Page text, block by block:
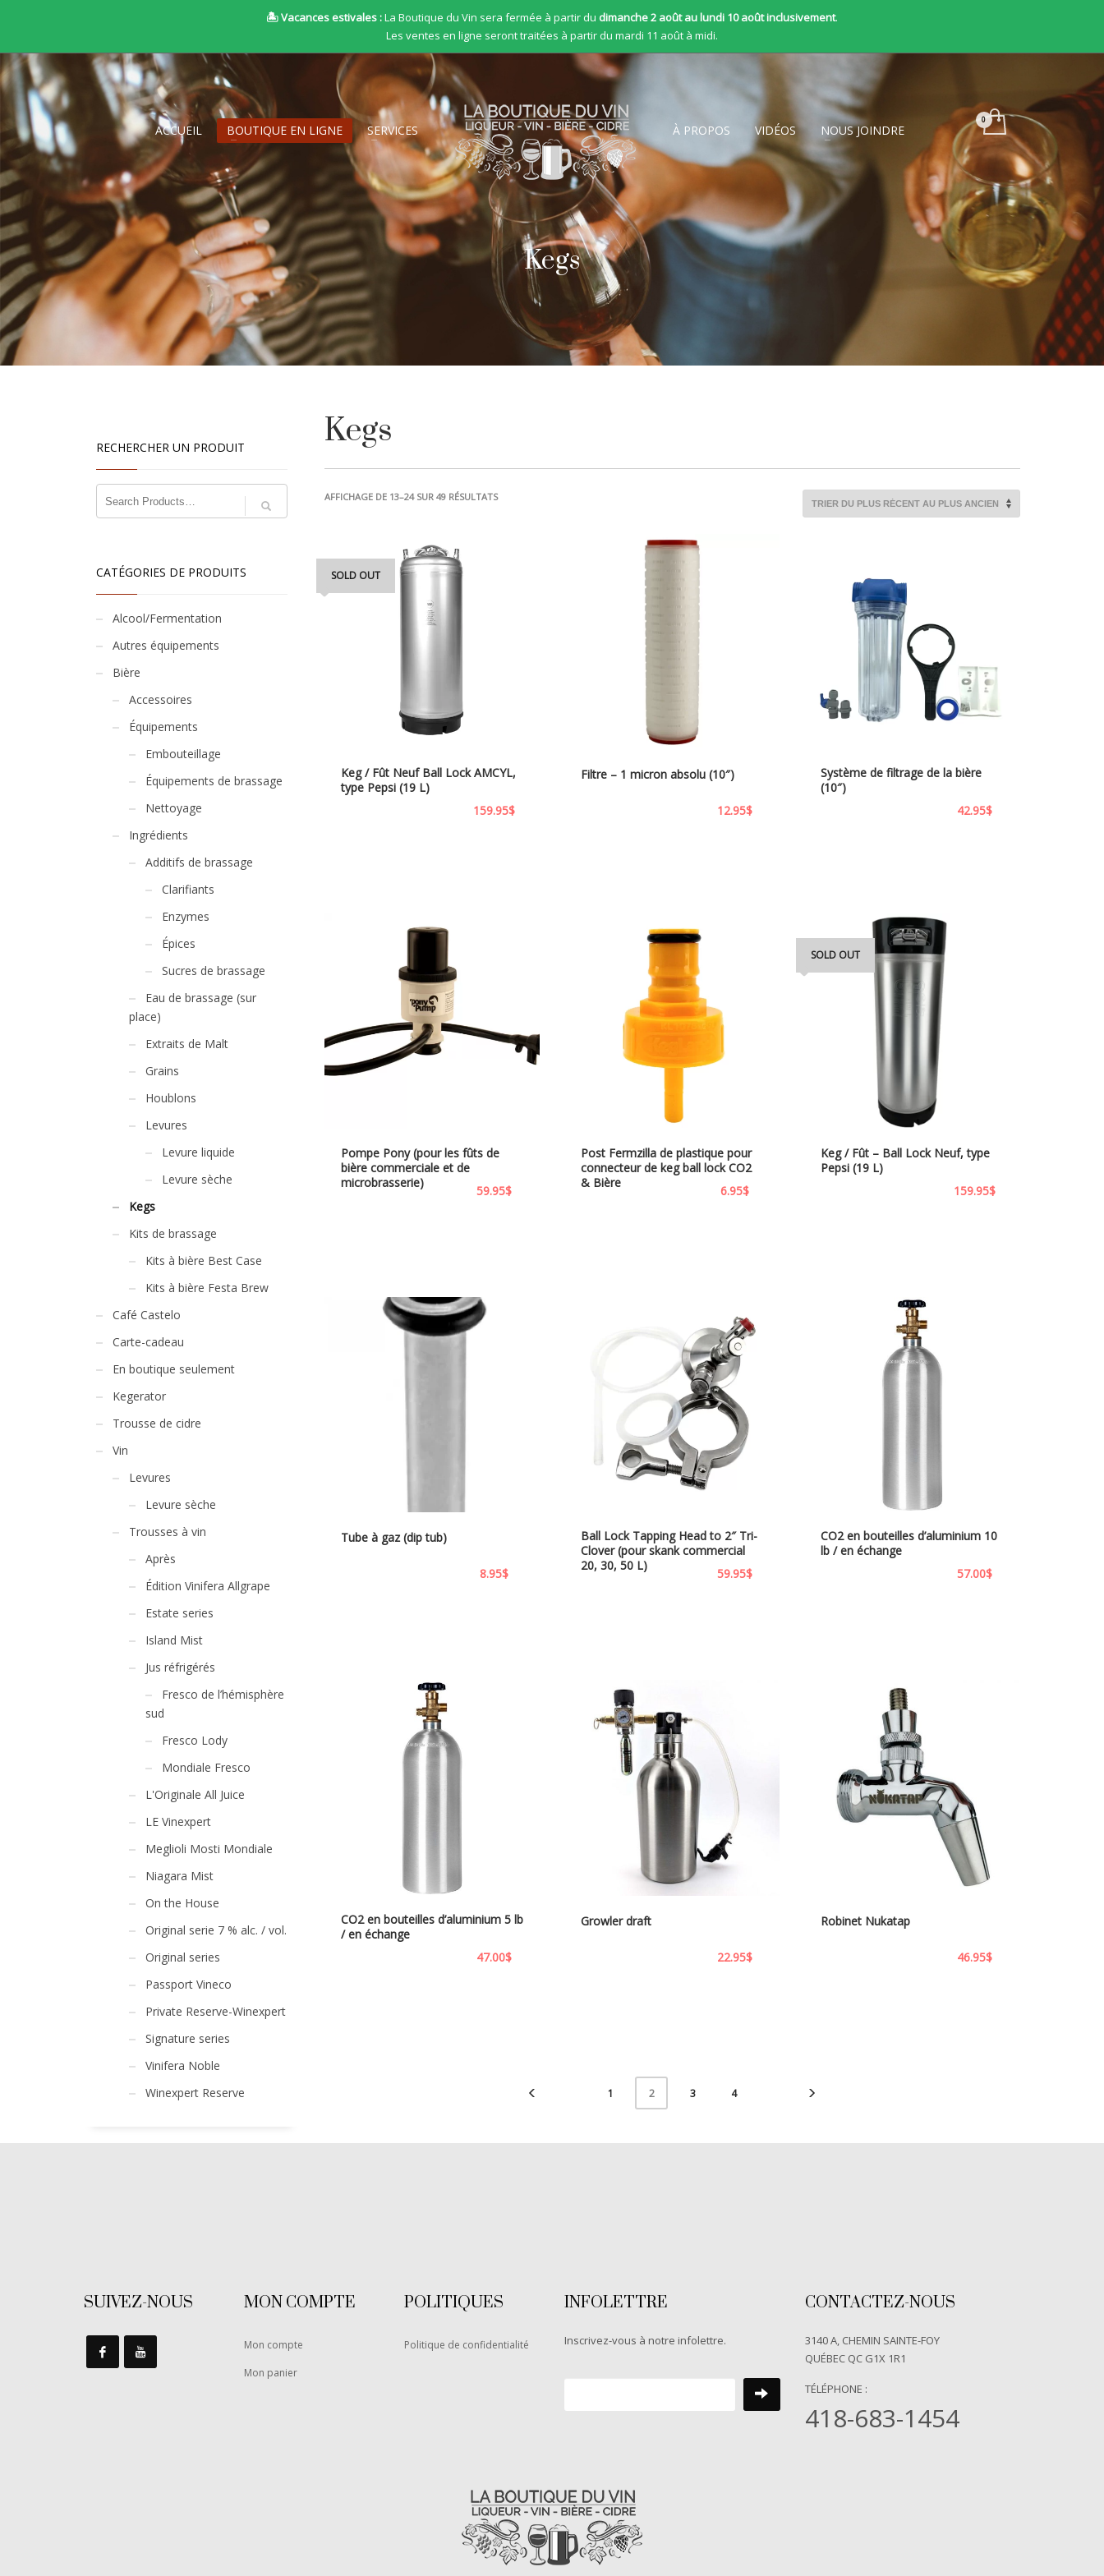
🏝 Vacances estivales :La Boutique du Vin sera fermée à partir du dimanche 2 août au lundi 10 août inclusivement.
Les ventes en ligne seront traitées à partir du mardi 11 août à midi.
ACCUEIL BOUTIQUE EN LIGNE SERVICES À PROPOS VIDÉOS NOUS JOINDRE
Kegs
Kegs
AFFICHAGE DE 13–24 SUR 49 RÉSULTATSTRIÉ
SOLD OUT
Keg / Fût Neuf Ball Lock AMCYL,
type Pepsi (19 L)
159.95$
Filtre – 1 micron absolu (10″)
12.95$
Système de filtrage de la bière
(10″)
42.95$
Pompe Pony (pour les fûts de
bière commerciale et de
microbrasserie)
59.95$
Post Fermzilla de plastique pour
connecteur de keg ball lock CO2
& Bière
6.95$
SOLD OUT
Keg / Fût – Ball Lock Neuf, type
Pepsi (19 L)
159.95$
Tube à gaz (dip tub)
8.95$
Ball Lock Tapping Head to 2″ Tri-
Clover (pour skank commercial
20, 30, 50 L)
59.95$
CO2 en bouteilles d’aluminium 10
lb / en échange
57.00$
CO2 en bouteilles d’aluminium 5 lb
/ en échange
47.00$
Growler draft
22.95$
Robinet Nukatap
46.95$
1 2 3 4
RECHERCHER UN PRODUIT
CATÉGORIES DE PRODUITS
Alcool/Fermentation
Autres équipements
Bière
Accessoires
Équipements
Embouteillage
Équipements de brassage
Nettoyage
Ingrédients
Additifs de brassage
Clarifiants
Enzymes
Épices
Sucres de brassage
Eau de brassage (sur
place)
Extraits de Malt
Grains
Houblons
Levures
Levure liquide
Levure sèche
Kegs
Kits de brassage
Kits à bière Best Case
Kits à bière Festa Brew
Café Castelo
Carte-cadeau
En boutique seulement
Kegerator
Trousse de cidre
Vin
Levures
Levure sèche
Trousses à vin
Après
Édition Vinifera Allgrape
Estate series
Island Mist
Jus réfrigérés
Fresco de l’hémisphère
sud
Fresco Lody
Mondiale Fresco
L'Originale All Juice
LE Vinexpert
Meglioli Mosti Mondiale
Niagara Mist
On the House
Original serie 7 % alc. / vol.
Original series
Passport Vineco
Private Reserve-Winexpert
Signature series
Vinifera Noble
Winexpert Reserve
SUIVEZ-NOUS MON COMPTE
Mon compte
Mon panier
POLITIQUES
Politique de confidentialité
INFOLETTRE
Inscrivez-vous à notre infolettre.
CONTACTEZ-NOUS
3140 A, CHEMIN SAINTE-FOY
QUÉBEC QC G1X 1R1
TÉLÉPHONE :
418-683-1454